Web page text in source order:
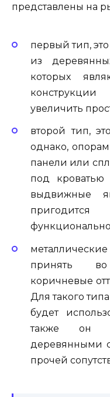
представлены на
первый тип,
из
которых
увеличить
второй тип,
однако,
панели или
под кроватью
выдвижные
принять
коричневые
Для такого
будет
также он
деревянными
прочей